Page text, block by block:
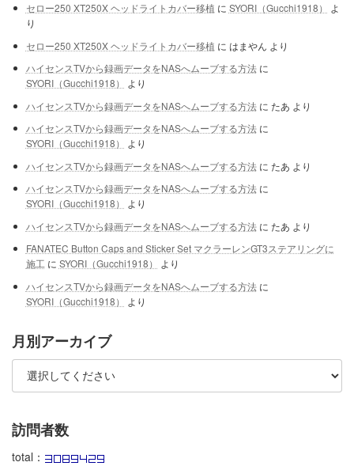
セロー250 XT250X ヘッドライトカバー移植 に SYORI（Gucchi1918）
よ
り
セロー250 XT250X ヘッドライトカバー移植 に はまやん より
ハイセンスTVから録画データをNASへムーブする方法に
SYORI（Gucchi1918）
より
ハイセンスTVから録画データをNASへムーブする方法に たあ より
ハイセンスTVから録画データをNASへムーブする方法に
SYORI（Gucchi1918）
より
ハイセンスTVから録画データをNASへムーブする方法に たあ より
ハイセンスTVから録画データをNASへムーブする方法に
SYORI（Gucchi1918）
より
ハイセンスTVから録画データをNASへムーブする方法に たあ より
FANATEC Button Caps and Sticker Set マクラーレンGT3ステアリングに
施工 に SYORI（Gucchi1918）
より
ハイセンスTVから録画データをNASへムーブする方法に
SYORI（Gucchi1918）
より
月別アーカイブ
訪問者数
total：